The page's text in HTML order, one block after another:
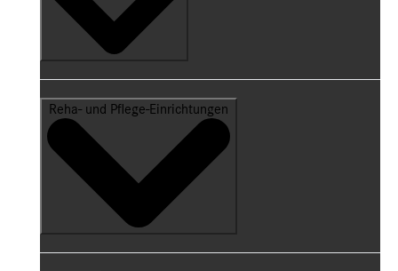
Reha- und Pflege-Einrichtungen